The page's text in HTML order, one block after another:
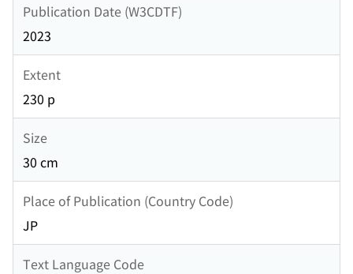
Publication Date (W3CDTF)
2023
Extent
230 p
Size
30 cm
Place of Publication (Country Code)
JP
Text Language Code